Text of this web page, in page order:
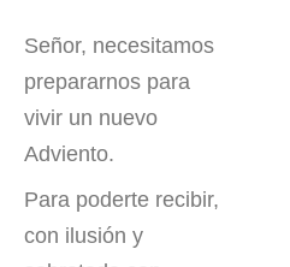
Señor, necesitamos
prepararnos para
vivir un nuevo
Adviento.
Para poderte recibir,
con ilusión y